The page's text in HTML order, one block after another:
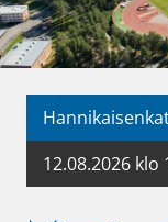
12.08.2026 klo